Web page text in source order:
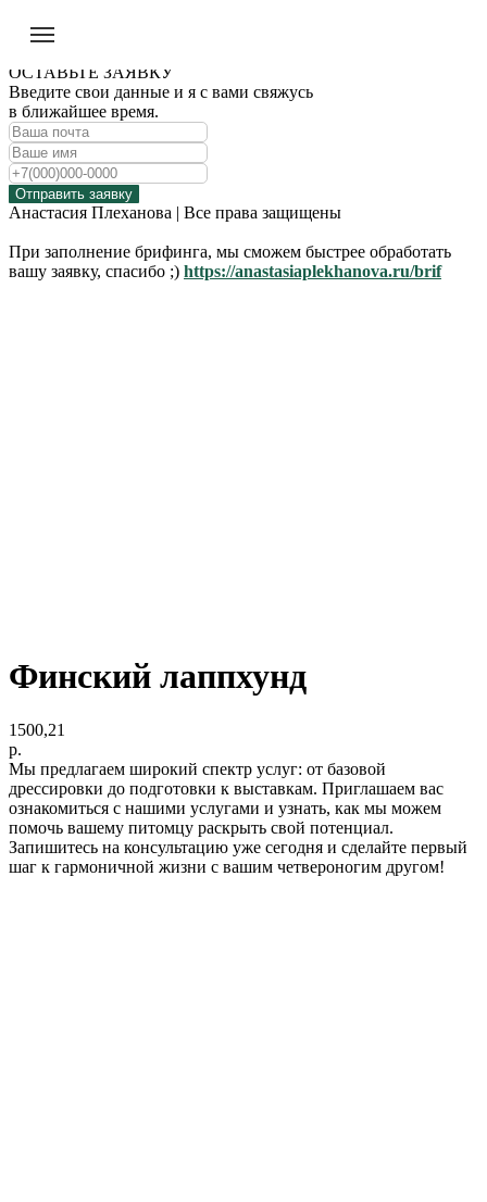
ОСТАВЬТЕ ЗАЯВКУ
Введите свои данные и я с вами свяжусь
в ближайшее время.
Отправить заявку
Анастасия Плеханова | Все права защищены
При заполнение брифинга, мы сможем быстрее обработать
вашу заявку, спасибо ;) https://anastasiaplekhanova.ru/brif
Финский лаппхунд
1500,21
р.
Мы предлагаем широкий спектр услуг: от базовой
дрессировки до подготовки к выставкам. Приглашаем вас
ознакомиться с нашими услугами и узнать, как мы можем
помочь вашему питомцу раскрыть свой потенциал.
Запишитесь на консультацию уже сегодня и сделайте первый
шаг к гармоничной жизни с вашим четвероногим другом!